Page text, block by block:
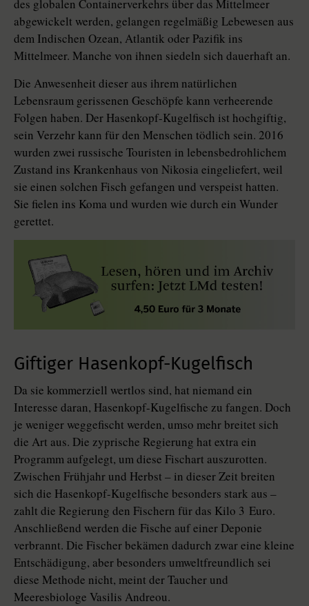
des globalen Containerverkehrs über das Mittelmeer
abgewickelt werden, gelangen regelmäßig Lebewesen aus
dem Indischen Ozean, Atlantik oder Pazifik ins
Mittelmeer. Manche von ihnen siedeln sich dauerhaft an.
Die Anwesenheit dieser aus ihrem natürlichen
Lebensraum gerissenen Geschöpfe kann verheerende
Folgen haben. Der Hasenkopf-Kugelfisch ist hochgiftig,
sein Verzehr kann für den Menschen tödlich sein. 2016
wurden zwei russische Touristen in lebensbedrohlichem
Zustand ins Krankenhaus von Nikosia eingeliefert, weil
sie einen solchen Fisch gefangen und verspeist hatten.
Sie fielen ins Koma und wurden wie durch ein Wunder
gerettet.
Giftiger Hasenkopf-Kugelfisch
Da sie kommerziell wertlos sind, hat niemand ein
Interesse daran, Hasenkopf-Kugelfische zu fangen. Doch
je weniger weggefischt werden, umso mehr breitet sich
die Art aus. Die zyprische Regierung hat extra ein
Programm aufgelegt, um diese Fischart auszurotten.
Zwischen Frühjahr und Herbst – in dieser Zeit breiten
sich die Hasenkopf-Kugelfische besonders stark aus –
zahlt die Regierung den Fischern für das ­Kilo 3 Euro.
Anschließend werden die Fische auf einer Deponie
verbrannt. Die Fischer bekämen dadurch zwar eine kleine
Entschädigung, aber besonders umweltfreundlich sei
diese Methode nicht, meint der Taucher und
Meeresbiologe Vasilis Andreou.